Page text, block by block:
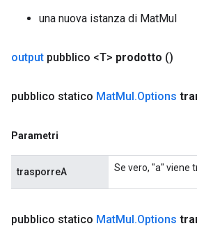
una nuova istanza di MatMul
output pubblico <T> prodotto ()
pubblico statico MatMul.Options
Parametri
trasporreA Se vero, "a" viene
pubblico statico MatMul.Options